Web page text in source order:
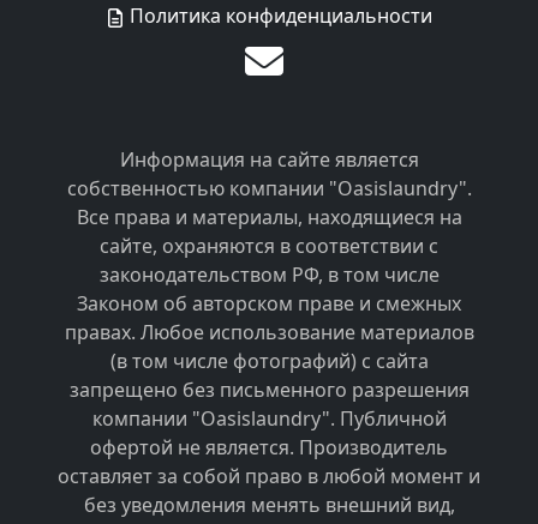
Политика конфиденциальности
Информация на сайте является
собственностью компании "Oasislaundry".
Все права и материалы, находящиеся на
сайте, охраняются в соответствии с
законодательством РФ, в том числе
Законом об авторском праве и смежных
правах. Любое использование материалов
(в том числе фотографий) с сайта
запрещено без письменного разрешения
компании "Oasislaundry". Публичной
офертой не является. Производитель
оставляет за собой право в любой момент и
без уведомления менять внешний вид,